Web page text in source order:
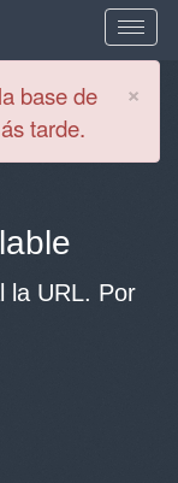
×
base de
tarde.
la URL. Por